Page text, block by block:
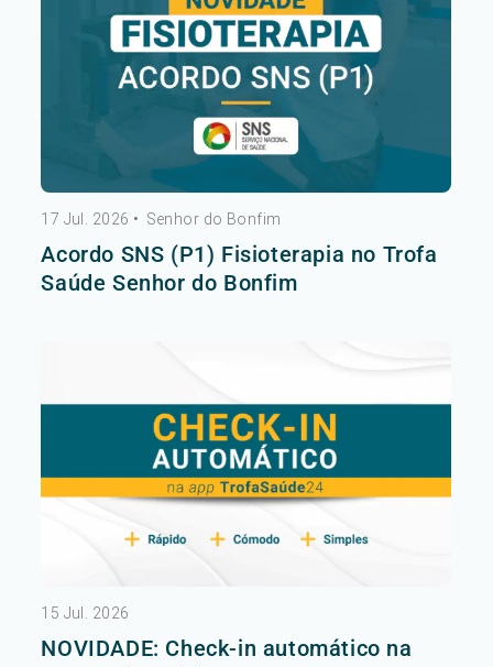
17 Jul. 2026 • Senhor do Bonfim
Acordo SNS (P1) Fisioterapia no Trofa
Saúde Senhor do Bonfim
15 Jul. 2026
NOVIDADE: Check-in automático na